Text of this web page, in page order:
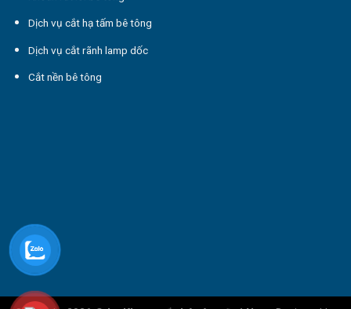
Dịch vụ cắt hạ tấm bê tông
Dịch vụ cắt rãnh lamp dốc
Cắt nền bê tông